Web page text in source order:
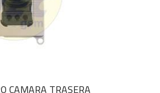
CAMARA TRASERA